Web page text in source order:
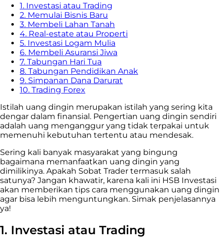
1. Investasi atau Trading
2. Memulai Bisnis Baru
3. Membeli Lahan Tanah
4. Real-estate atau Properti
5. Investasi Logam Mulia
6. Membeli Asuransi Jiwa
7. Tabungan Hari Tua
8. Tabungan Pendidikan Anak
9. Simpanan Dana Darurat
10. Trading Forex
Istilah uang dingin merupakan istilah yang sering kita
dengar dalam finansial. Pengertian uang dingin sendiri
adalah uang menganggur yang tidak terpakai untuk
memenuhi kebutuhan tertentu atau mendesak.
Sering kali banyak masyarakat yang bingung
bagaimana memanfaatkan uang dingin yang
dimilikinya. Apakah Sobat Trader termasuk salah
satunya? Jangan khawatir, karena kali ini HSB Investasi
akan memberikan tips cara menggunakan uang dingin
agar bisa lebih menguntungkan. Simak penjelasannya
ya!
1. Investasi atau Trading